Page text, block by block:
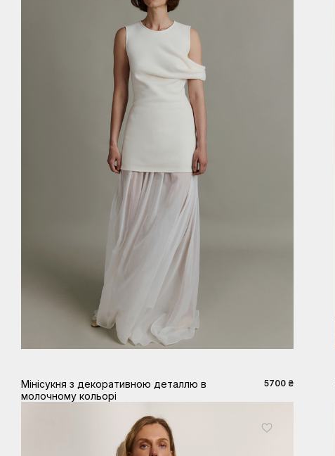
Мінісукня з декоративною деталлю в
молочному кольорі
5700 ₴